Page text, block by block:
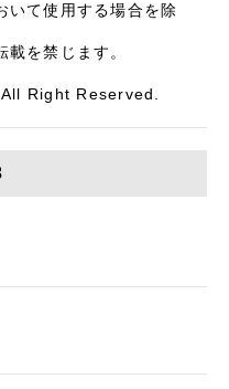
いて使用する場合を除
を禁じます。
Right Reserved.